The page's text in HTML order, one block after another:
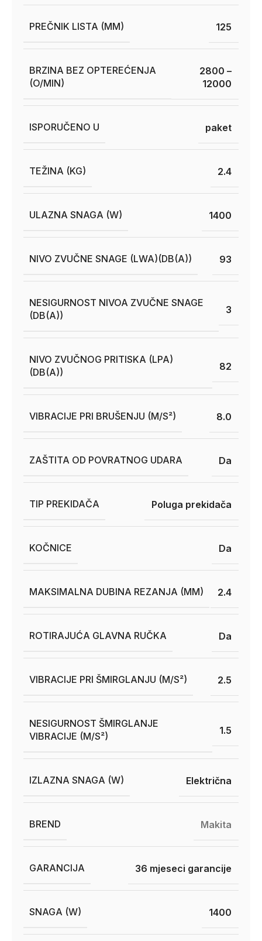
PREČNIK LISTA (MM) 125
BRZINA BEZ OPTEREĆENJA
(O/MIN)
2800 –
12000
ISPORUČENO U paket
TEŽINA (KG) 2.4
ULAZNA SNAGA (W) 1400
NIVO ZVUČNE SNAGE (LWA)(DB(A)) 93
NESIGURNOST NIVOA ZVUČNE SNAGE
(DB(A))
3
NIVO ZVUČNOG PRITISKA (LPA)
(DB(A))
82
VIBRACIJE PRI BRUŠENJU (M/S²) 8.0
ZAŠTITA OD POVRATNOG UDARA Da
TIP PREKIDAČA Poluga prekidača
KOČNICE Da
MAKSIMALNA DUBINA REZANJA (MM) 2.4
ROTIRAJUĆA GLAVNA RUČKA Da
VIBRACIJE PRI ŠMIRGLANJU (M/S²) 2.5
NESIGURNOST ŠMIRGLANJE
VIBRACIJE (M/S²)
1.5
IZLAZNA SNAGA (W) Električna
BREND Makita
GARANCIJA 36 mjeseci garancije
SNAGA (W) 1400